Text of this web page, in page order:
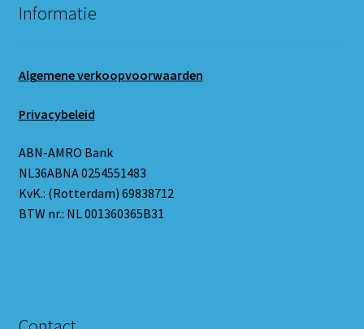
Informatie
Algemene verkoopvoorwaarden
Privacybeleid
ABN-AMRO Bank
NL36ABNA 0254551483
KvK.: (Rotterdam) 69838712
BTW nr.: NL 001360365B31